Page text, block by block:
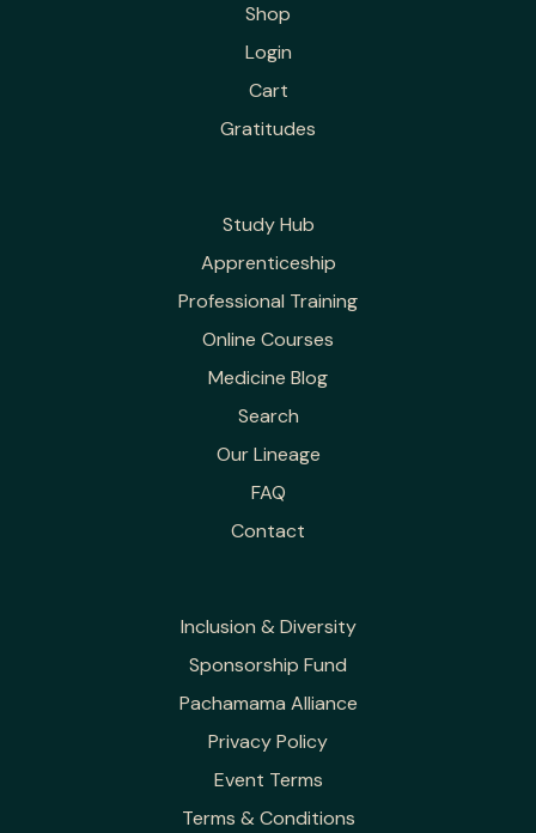
Shop
Login
Cart
Gratitudes
Study Hub
Apprenticeship
Professional Training
Online Courses
Medicine Blog
Search
Our Lineage
FAQ
Contact
Inclusion & Diversity
Sponsorship Fund
Pachamama Alliance
Privacy Policy
Event Terms
Terms & Conditions